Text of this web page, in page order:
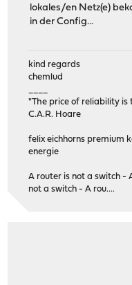
lokales/en Netz(e)
in der Config...
kind regards
chemlud
"The price of reliability is
C.A.R. Hoare
felix eichhorns premium
energie
A router is not a switch -
not a switch - A rou....